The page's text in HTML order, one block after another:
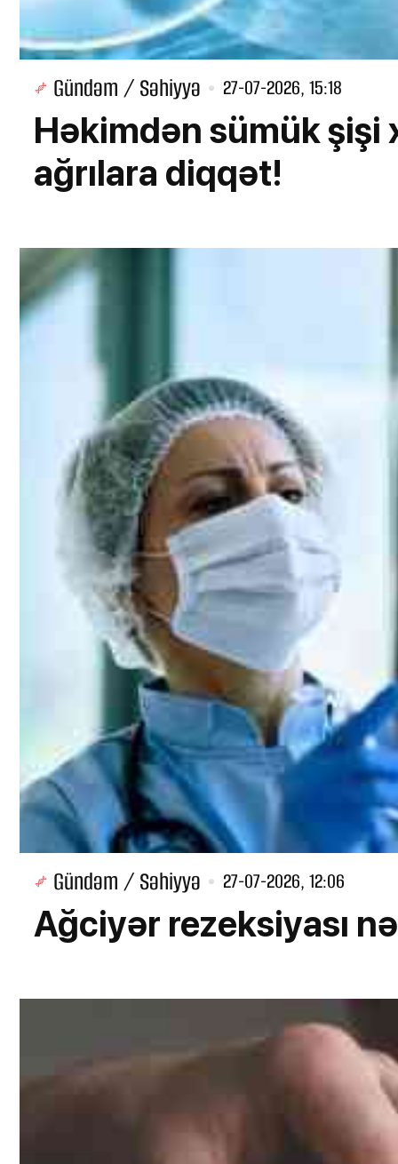
Gündəm / Səhiyyə 27-07-2026, 15:18
Həkimdən sümük şişi
ağrılara diqqət!
Gündəm / Səhiyyə 27-07-2026, 12:06
Ağciyər rezeksiyası